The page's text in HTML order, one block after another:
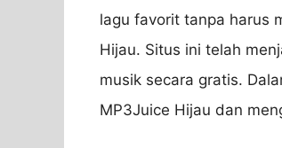
lagu favorit tanpa harus
Hijau. Situs ini telah
musik secara gratis.
MP3Juice Hijau dan